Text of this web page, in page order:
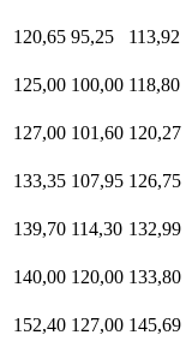
120,65 95,25 113,92
125,00 100,00 118,80
127,00 101,60 120,27
133,35 107,95 126,75
139,70 114,30 132,99
140,00 120,00 133,80
152,40 127,00 145,69